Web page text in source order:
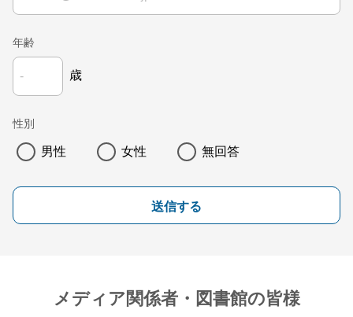
年齢
歳
性別
男性 女性 無回答
送信する
メディア関係者・図書館の皆様